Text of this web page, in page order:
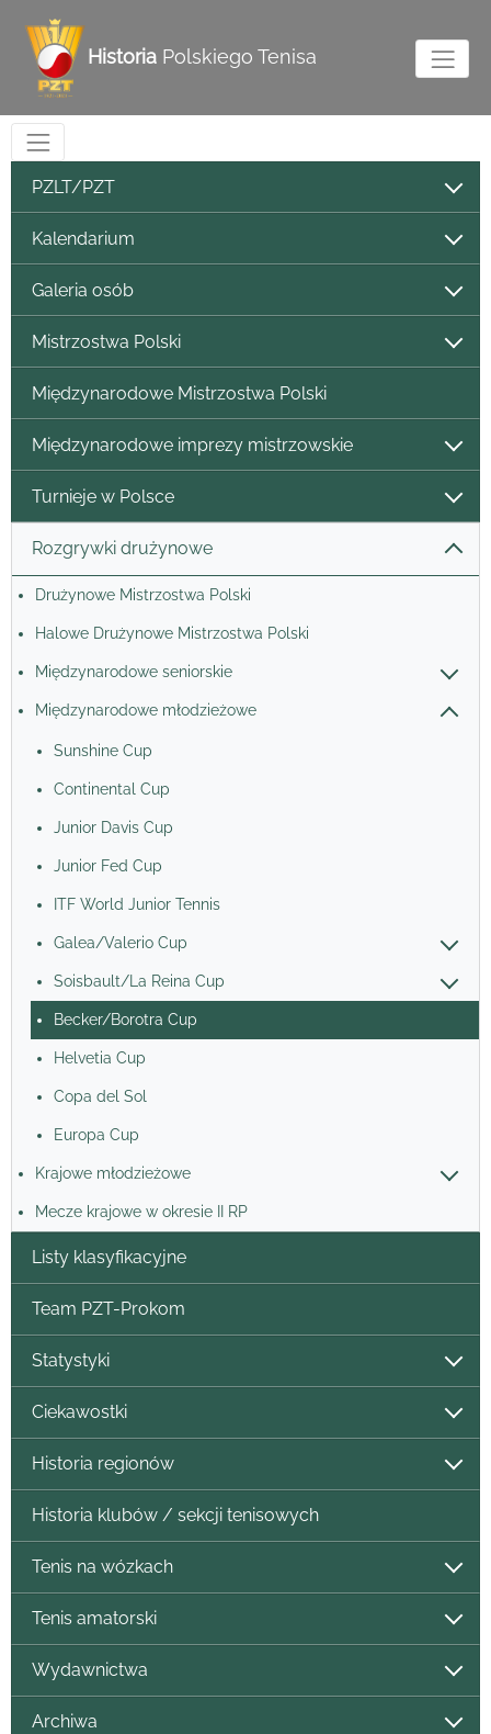
Historia Polskiego Tenisa
PZLT/PZT
Kalendarium
Galeria osób
Mistrzostwa Polski
Międzynarodowe Mistrzostwa Polski
Międzynarodowe imprezy mistrzowskie
Turnieje w Polsce
Rozgrywki drużynowe
Drużynowe Mistrzostwa Polski
Halowe Drużynowe Mistrzostwa Polski
Międzynarodowe seniorskie
Międzynarodowe młodzieżowe
Sunshine Cup
Continental Cup
Junior Davis Cup
Junior Fed Cup
ITF World Junior Tennis
Galea/Valerio Cup
Soisbault/La Reina Cup
Becker/Borotra Cup
Helvetia Cup
Copa del Sol
Europa Cup
Krajowe młodzieżowe
Mecze krajowe w okresie II RP
Listy klasyfikacyjne
Team PZT-Prokom
Statystyki
Ciekawostki
Historia regionów
Historia klubów / sekcji tenisowych
Tenis na wózkach
Tenis amatorski
Wydawnictwa
Archiwa